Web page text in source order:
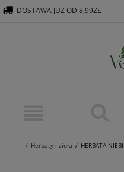
Herbaty i zioła HERBATA
DOSTAWA JUZ OD 8,99ZŁ